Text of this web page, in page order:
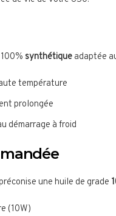
synthétique adaptée
température
prolongée
démarrage à froid
une huile de grade
(10W)